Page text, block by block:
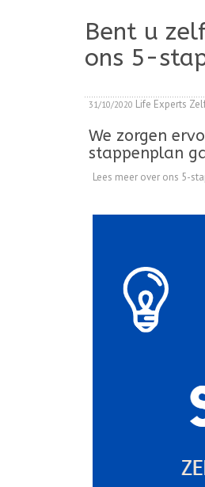
Bent u
ons 5-
31/10/2020 Life Experts
We zorgen
stappenplan
Lees meer over ons 5-